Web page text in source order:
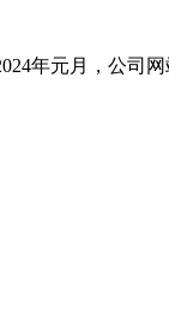
年元月，公司